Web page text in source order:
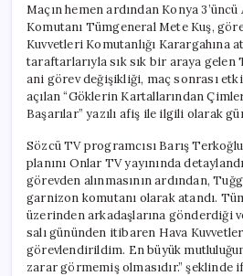
Maçın hemen ardından Konya
Komutanı Tümgeneral Mete Kuş,
Kuvvetleri Komutanlığı Karargahına
taraftarlarıyla sık sık bir araya gelen
ani görev değişikliği, maç sonrası
açılan “Göklerin Kartallarından
Başarılar” yazılı afiş ile ilgili olarak
Sözcü TV programcısı Barış
planını Onlar TV yayınında
görevden alınmasının ardından,
garnizon komutanı olarak atandı.
üzerinden arkadaşlarına gönderdiği
salı gününden itibaren Hava
görevlendirildim. En büyük
zarar görmemiş olmasıdır.” şeklinde